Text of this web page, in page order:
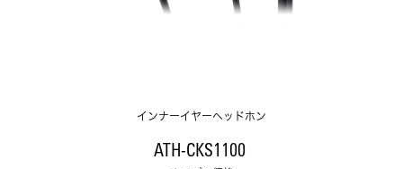
インナーイヤーヘッドホン
ATH-CKS1100